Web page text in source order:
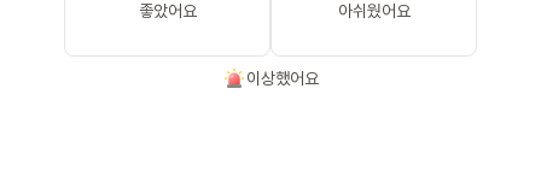
좋았어요 아쉬웠어요
이상했어요